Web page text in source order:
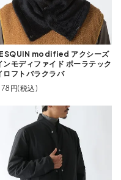
modified アクシーズ
ンモディファイド ポーラテック
ロフトバラクラバ
円(税込)